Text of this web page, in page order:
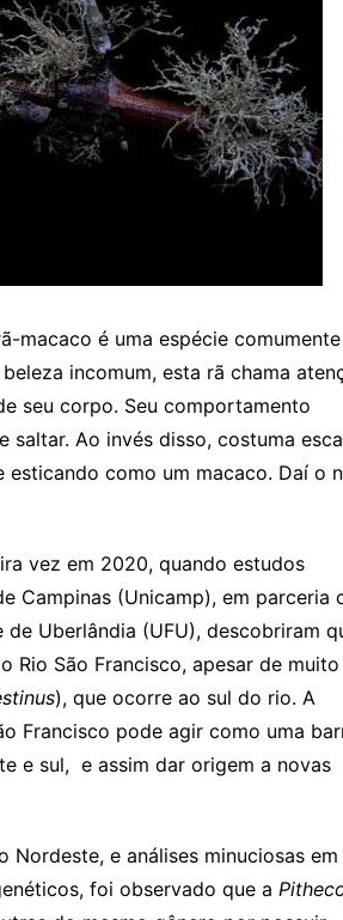
macaco é uma espécie comumente
incomum, esta rã chama
seu corpo. Seu comportamento
Ao invés disso, costuma
como um macaco. Daí o
vez em 2020, quando estudos
Campinas (Unicamp), em parceria
Uberlândia (UFU), descobriram
Rio São Francisco, apesar de muito
), que ocorre ao sul do rio. A
Francisco pode agir como uma
e sul, e assim dar origem a novas
e análises minuciosas em
foi observado que a